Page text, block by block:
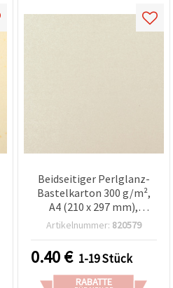
Beidseitiger Perlglanz-
Bastelkarton 300 g/m²,
A4 (210 x 297 mm),
Elfenbein – 1 Stück
Artikelnummer: 820579
0.40€ 1-19 Stück
RABATTE